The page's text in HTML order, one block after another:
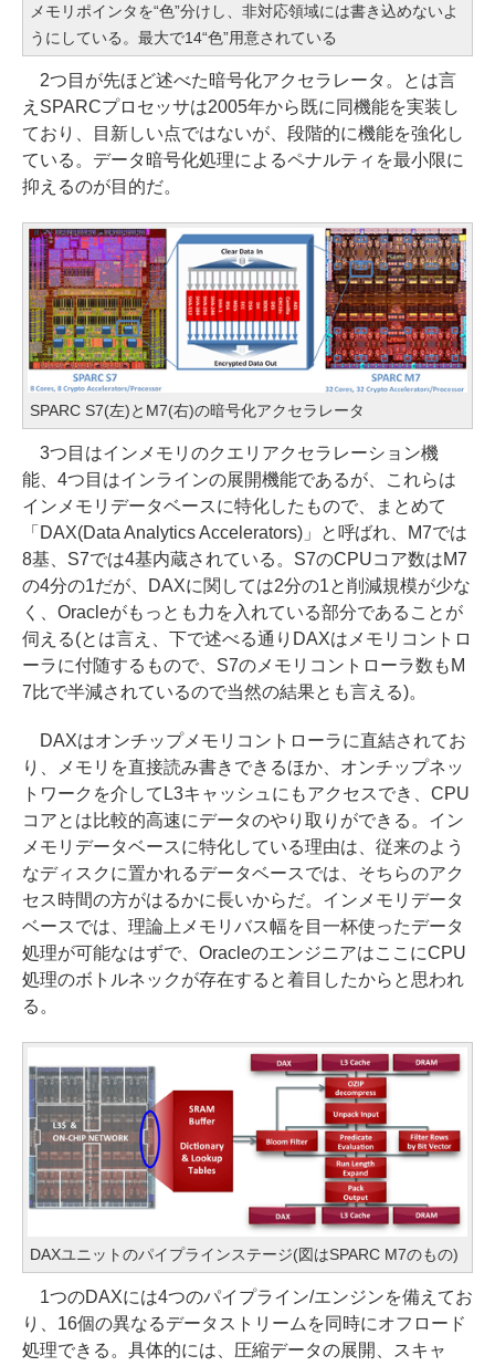
メモリポインタを“色”分けし、非対応領域には書き込めないよ
うにしている。最大で14“色”用意されている
2つ目が先ほど述べた暗号化アクセラレータ。とは言
えSPARCプロセッサは2005年から既に同機能を実装し
ており、目新しい点ではないが、段階的に機能を強化し
ている。データ暗号化処理によるペナルティを最小限に
抑えるのが目的だ。
SPARC S7(左)とM7(右)の暗号化アクセラレータ
3つ目はインメモリのクエリアクセラレーション機
能、4つ目はインラインの展開機能であるが、これらは
インメモリデータベースに特化したもので、まとめて
「DAX(Data Analytics Accelerators)」と呼ばれ、M7では
8基、S7では4基内蔵されている。S7のCPUコア数はM7
の4分の1だが、DAXに関しては2分の1と削減規模が少な
く、Oracleがもっとも力を入れている部分であることが
伺える(とは言え、下で述べる通りDAXはメモリコントロ
ーラに付随するもので、S7のメモリコントローラ数もM
7比で半減されているので当然の結果とも言える)。
DAXはオンチップメモリコントローラに直結されてお
り、メモリを直接読み書きできるほか、オンチップネッ
トワークを介してL3キャッシュにもアクセスでき、CPU
コアとは比較的高速にデータのやり取りができる。イン
メモリデータベースに特化している理由は、従来のよう
なディスクに置かれるデータベースでは、そちらのアク
セス時間の方がはるかに長いからだ。インメモリデータ
ベースでは、理論上メモリバス幅を目一杯使ったデータ
処理が可能なはずで、OracleのエンジニアはここにCPU
処理のボトルネックが存在すると着目したからと思われ
る。
DAXユニットのパイプラインステージ(図はSPARC M7のもの)
1つのDAXには4つのパイプライン/エンジンを備えてお
り、16個の異なるデータストリームを同時にオフロード
処理できる。具体的には、圧縮データの展開、スキャ